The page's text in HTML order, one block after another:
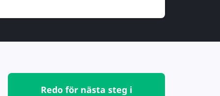
Redo för nästa steg i